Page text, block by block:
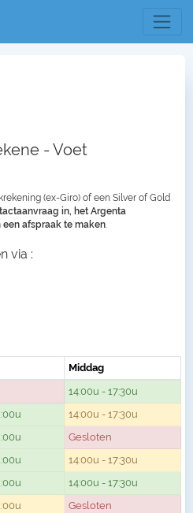
- Voet
(ex-Giro) of een Silver of Gold
in, het Argenta
afspraak te maken
via :
Middag
14:00u - 17:30u
14:00u - 17:30u
Gesloten
14:00u - 17:30u
14:00u - 17:30u
Gesloten